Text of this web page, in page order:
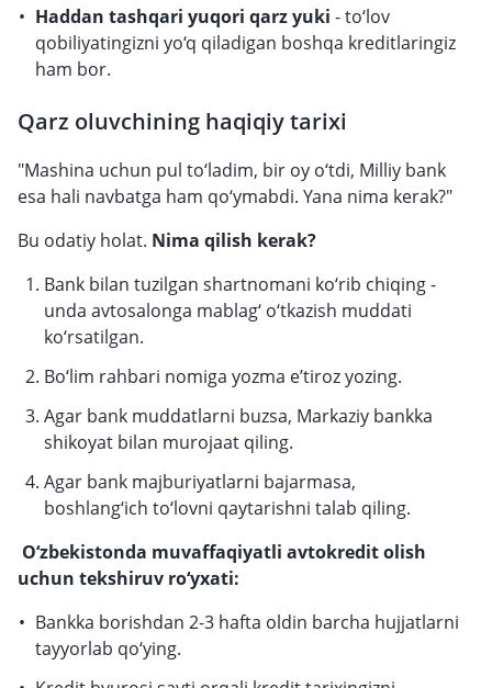
Haddan tashqari yuqori qarz yuki - to‘lov
qobiliyatingizni yo‘q qiladigan boshqa kreditlaringiz
ham bor.
Qarz oluvchining haqiqiy tarixi
"Mashina uchun pul to‘ladim, bir oy o‘tdi, Milliy bank
esa hali navbatga ham qo‘ymabdi. Yana nima kerak?"
Bu odatiy holat. Nima qilish kerak?
Bank bilan tuzilgan shartnomani ko‘rib chiqing -
unda avtosalonga mablag‘ o‘tkazish muddati
ko‘rsatilgan.
Bo‘lim rahbari nomiga yozma e’tiroz yozing.
Agar bank muddatlarni buzsa, Markaziy bankka
shikoyat bilan murojaat qiling.
Agar bank majburiyatlarni bajarmasa,
boshlang‘ich to‘lovni qaytarishni talab qiling.
O‘zbekistonda muvaffaqiyatli avtokredit olish
uchun tekshiruv ro‘yxati:
Bankka borishdan 2-3 hafta oldin barcha hujjatlarni
tayyorlab qo‘ying.